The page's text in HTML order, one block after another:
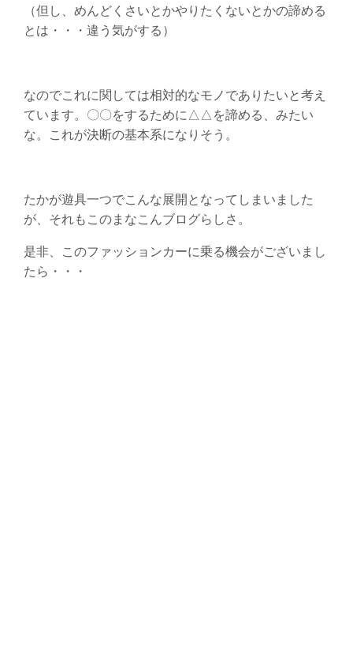
（但し、めんどくさいとかやりたくないとかの諦める
とは・・・違う気がする）
なのでこれに関しては相対的なモノでありたいと考え
ています。〇〇をするために△△を諦める、みたい
な。これが決断の基本系になりそう。
たかが遊具一つでこんな展開となってしまいました
が、それもこのまなこんブログらしさ。
是非、このファッションカーに乗る機会がございまし
たら・・・